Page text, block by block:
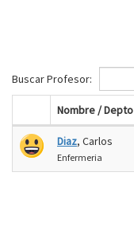
Buscar Profesor:
Nombre / Depto
Diaz, Carlos
Enfermeria